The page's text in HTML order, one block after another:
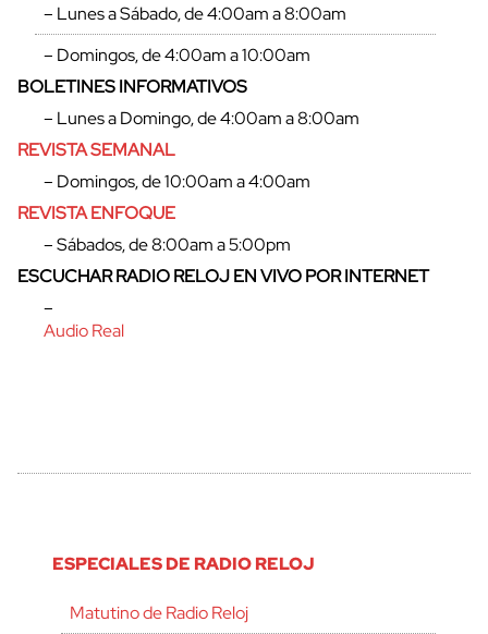
cerrar
– Lunes a Sábado, de 4:00am a 8:00am
– Domingos, de 4:00am a 10:00am
BOLETINES INFORMATIVOS
– Lunes a Domingo, de 4:00am a 8:00am
REVISTA SEMANAL
– Domingos, de 10:00am a 4:00am
REVISTA ENFOQUE
– Sábados, de 8:00am a 5:00pm
ESCUCHAR RADIO RELOJ EN VIVO POR INTERNET
–
Audio Real
ESPECIALES DE RADIO RELOJ
Matutino de Radio Reloj